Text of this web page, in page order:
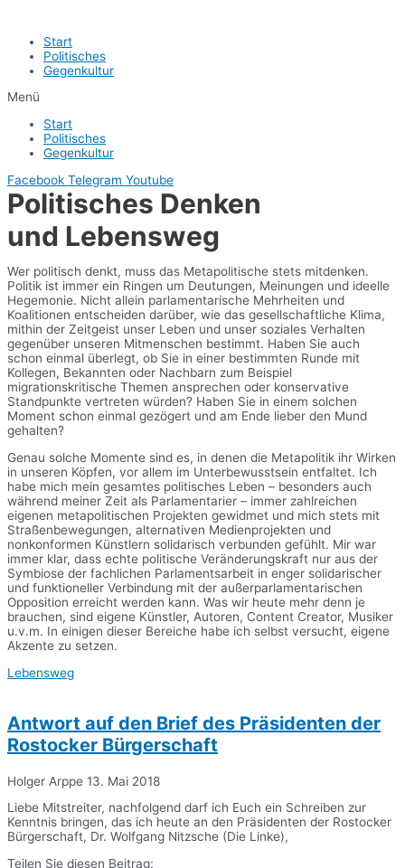
Start
Politisches
Gegenkultur
Menü
Start
Politisches
Gegenkultur
Facebook Telegram Youtube
Politisches Denken
und Lebensweg
Wer politisch denkt, muss das Metapolitische stets mitdenken.
Politik ist immer ein Ringen um Deutungen, Meinungen und ideelle
Hegemonie. Nicht allein parlamentarische Mehrheiten und
Koalitionen entscheiden darüber, wie das gesellschaftliche Klima,
mithin der Zeitgeist unser Leben und unser soziales Verhalten
gegenüber unseren Mitmenschen bestimmt. Haben Sie auch
schon einmal überlegt, ob Sie in einer bestimmten Runde mit
Kollegen, Bekannten oder Nachbarn zum Beispiel
migrationskritische Themen ansprechen oder konservative
Standpunkte vertreten würden? Haben Sie in einem solchen
Moment schon einmal gezögert und am Ende lieber den Mund
gehalten?
Genau solche Momente sind es, in denen die Metapolitik ihr Wirken
in unseren Köpfen, vor allem im Unterbewusstsein entfaltet. Ich
habe mich mein gesamtes politisches Leben – besonders auch
während meiner Zeit als Parlamentarier – immer zahlreichen
eigenen metapolitischen Projekten gewidmet und mich stets mit
Straßenbewegungen, alternativen Medienprojekten und
nonkonformen Künstlern solidarisch verbunden gefühlt. Mir war
immer klar, dass echte politische Veränderungskraft nur aus der
Symbiose der fachlichen Parlamentsarbeit in enger solidarischer
und funktioneller Verbindung mit der außerparlamentarischen
Opposition erreicht werden kann. Was wir heute mehr denn je
brauchen, sind eigene Künstler, Autoren, Content Creator, Musiker
u.v.m. In einigen dieser Bereiche habe ich selbst versucht, eigene
Akzente zu setzen.
Lebensweg
Antwort auf den Brief des Präsidenten der
Rostocker Bürgerschaft
Holger Arppe 13. Mai 2018
Liebe Mitstreiter, nachfolgend darf ich Euch ein Schreiben zur
Kenntnis bringen, das ich heute an den Präsidenten der Rostocker
Bürgerschaft, Dr. Wolfgang Nitzsche (Die Linke),
Teilen Sie diesen Beitrag: